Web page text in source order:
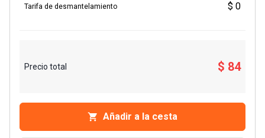
Tarifa de desmantelamiento $ 0
Precio total $ 84
Añadir a la cesta